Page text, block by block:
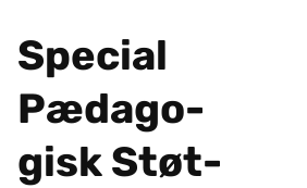
Spe­ci­al
Pæ­da­go­
gisk Støt­